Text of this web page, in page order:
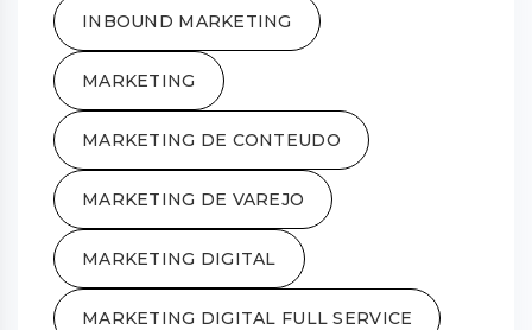
INBOUND MARKETING
MARKETING
MARKETING DE CONTEUDO
MARKETING DE VAREJO
MARKETING DIGITAL
MARKETING DIGITAL FULL SERVICE